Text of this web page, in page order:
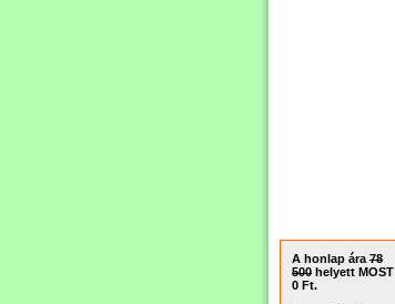
A honlap ára 78
500 helyett MOST
0 Ft.